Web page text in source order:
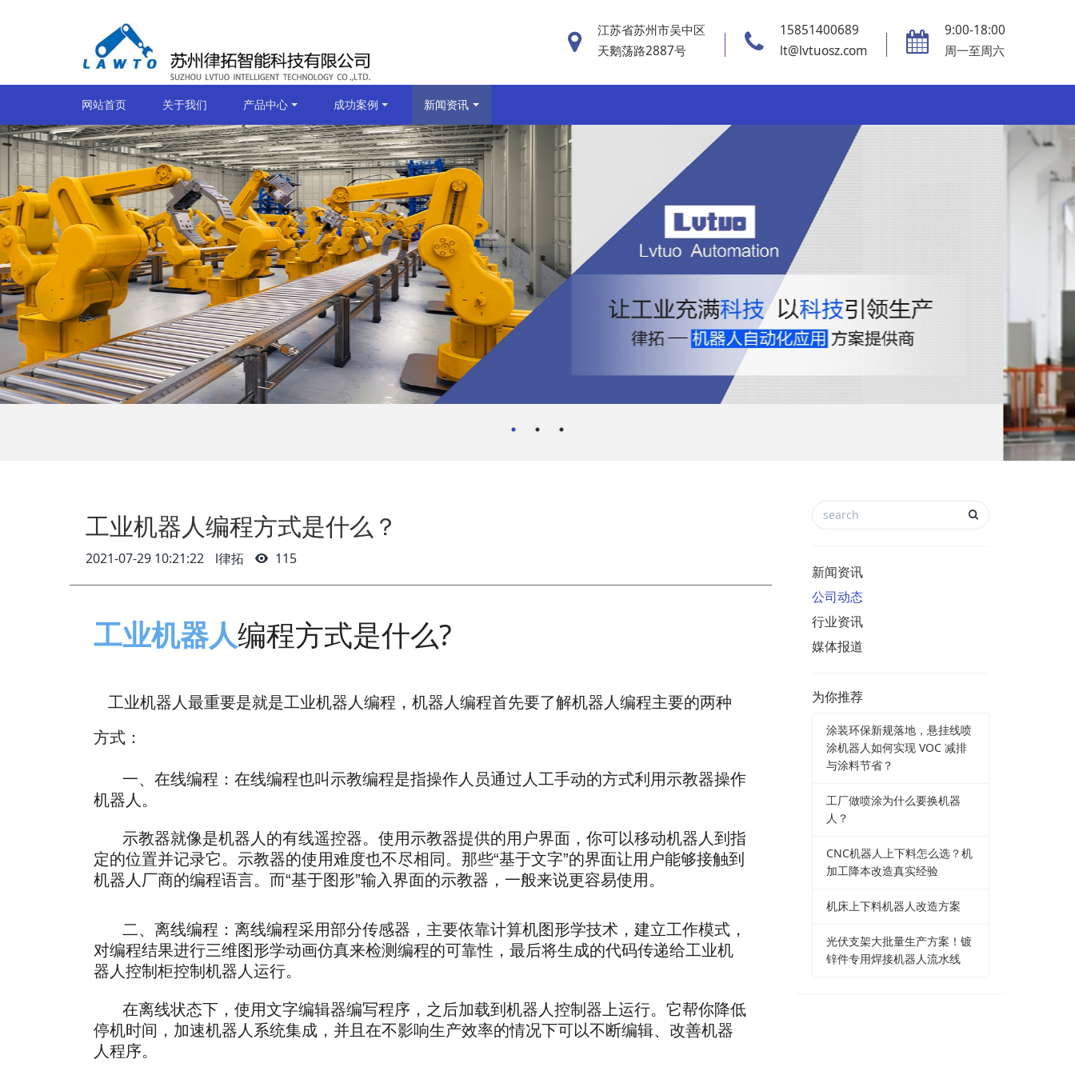
江苏省苏州市吴中区
天鹅荡路2887号
15851400689
lt@lvtuosz.com
9:00-18:00
周一至周六
网站首页 关于我们 产品中心 成功案例 新闻资讯
工业机器人编程方式是什么？
2021-07-29 10:21:22 l律拓 115
工业机器人编程方式是什么?
工业机器人最重要是就是工业机器人编程，机器人编程首先要了解机器人编程主要的两种
方式：
一、在线编程：在线编程也叫示教编程是指操作人员通过人工手动的方式利用示教器操作
机器人。
示教器就像是机器人的有线遥控器。使用示教器提供的用户界面，你可以移动机器人到指
定的位置并记录它。示教器的使用难度也不尽相同。那些“基于文字”的界面让用户能够接触到
机器人厂商的编程语言。而“基于图形”输入界面的示教器，一般来说更容易使用。
二、离线编程：离线编程采用部分传感器，主要依靠计算机图形学技术，建立工作模式，
对编程结果进行三维图形学动画仿真来检测编程的可靠性，最后将生成的代码传递给工业机
器人控制柜控制机器人运行。
在离线状态下，使用文字编辑器编写程序，之后加载到机器人控制器上运行。它帮你降低
停机时间，加速机器人系统集成，并且在不影响生产效率的情况下可以不断编辑、改善机器
人程序。
新闻资讯
公司动态
行业资讯
媒体报道
为你推荐
涂装环保新规落地，悬挂线喷
涂机器人如何实现 VOC 减排
与涂料节省？
工厂做喷涂为什么要换机器
人？
CNC机器人上下料怎么选？机
加工降本改造真实经验
机床上下料机器人改造方案
光伏支架大批量生产方案！镀
锌件专用焊接机器人流水线